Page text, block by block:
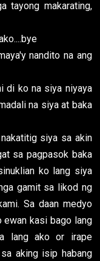
tayong makarating,
nandito na ang
di ko na siya niyaya
na siya at baka
siya sa akin
sa pagpasok baka
ko lang siya
gamit sa likod ng
Sa daan medyo
ewan kasi bago lang
lang ako or irape
aking isip habang